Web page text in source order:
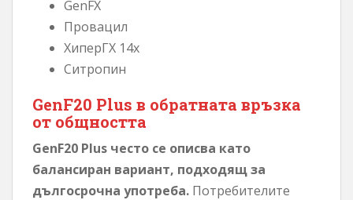
GenFX
Провацил
ХиперГХ 14x
Ситропин
GenF20 Plus в обратната връзка
от общността
GenF20 Plus често се описва като
балансиран вариант, подходящ за
дългосрочна употреба. Потребителите